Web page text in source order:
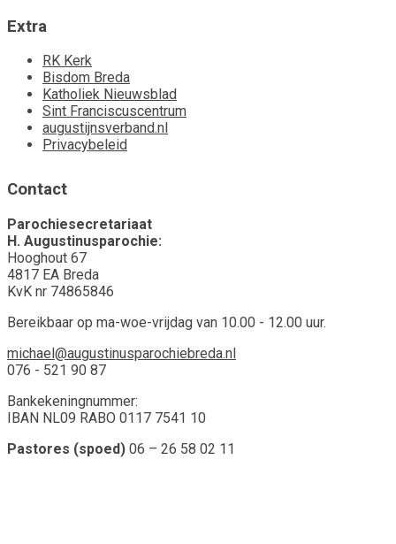
Extra
RK Kerk
Bisdom Breda
Katholiek Nieuwsblad
Sint Franciscuscentrum
augustijnsverband.nl
Privacybeleid
Contact
Parochiesecretariaat
H. Augustinusparochie:
Hooghout 67
4817 EA Breda
KvK nr 74865846
Bereikbaar op ma-woe-vrijdag van 10.00 - 12.00 uur.
michael@augustinusparochiebreda.nl
076 - 521 90 87
Bankekeningnummer:
IBAN NL09 RABO 0117 7541 10
Pastores (spoed) 06 – 26 58 02 11